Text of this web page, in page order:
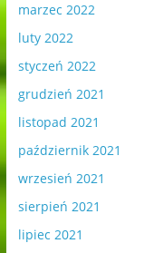
marzec 2022
luty 2022
styczeń 2022
grudzień 2021
listopad 2021
październik 2021
wrzesień 2021
sierpień 2021
lipiec 2021